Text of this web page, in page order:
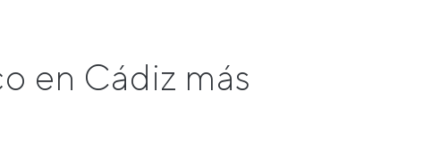
en Cádiz más